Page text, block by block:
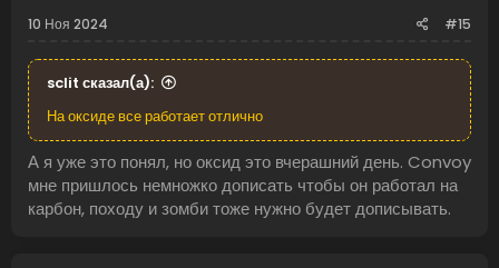
10 Ноя 2024 #15
sclit сказал(а):
На оксиде все работает отлично
А я уже это понял, но оксид это вчерашний день. Convoy
мне пришлось немножко дописать чтобы он работал на
карбон, походу и зомби тоже нужно будет дописывать.